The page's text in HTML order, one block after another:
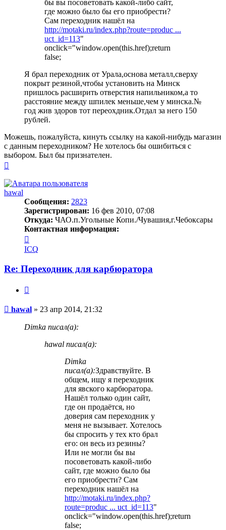
бы вы посоветовать какой-либо сайт,
где можно было бы его приобрести?
Сам переходник нашёл на
http://motaki.ru/index.php?route=produc ...
uct_id=113"
onclick="window.open(this.href);return
false;
Я брал переходник от Урала,основа металл,сверху
покрыт резиной,чтобы установить на Минск
пришлось расширить отверстия напильником,а то
расстояние между шпилек меньше,чем у минска.№
год жив здоров тот переохдник.Отдал за него 150
рублей.
Можешь, пожалуйста, кинуть ссылку на какой-нибудь магазин
с данным переходником? Не хотелось бы ошибиться с
выбором. Был бы признателен.
началу
hawal
Сообщения: 2823
Зарегистрирован: 16 фев 2010, 07:08
Откуда: ЧАО.п.Угольные Копи./Чувашия,г.Чебоксары
Контактная информация:
информация
пользователя
ICQ
Re: Переходник для карбюратора
Сообщение
hawal » 23 апр 2014, 21:32
Dimka писал(а):
hawal писал(а):
Dimka
писал(а):Здравствуйте. В
общем, ищу я переходник
для явского карбюратора.
Нашёл только один сайт,
где он продаётся, но
доверия сам переходник у
меня не вызывает. Хотелось
бы спросить у тех кто брал
его: он весь из резины?
Или не могли бы вы
посоветовать какой-либо
сайт, где можно было бы
его приобрести? Сам
переходник нашёл на
http://motaki.ru/index.php?
route=produc ... uct_id=113"
onclick="window.open(this.href);return
false;